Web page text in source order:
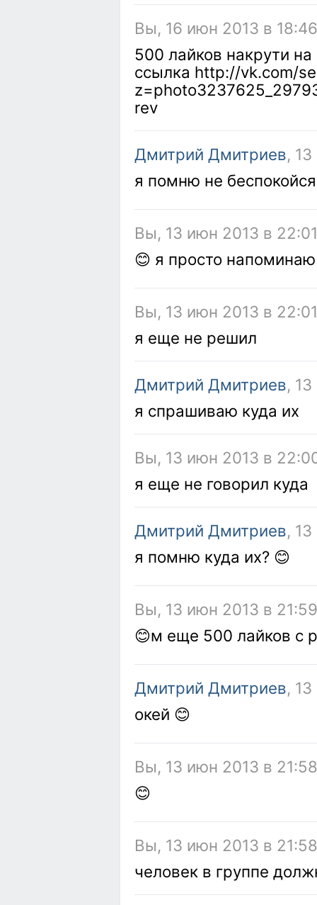
Вы, 16 июн 2013 в
500 лайков накрути
ссылка http://vk.com/
rev
Дмитрий Дмитриев,
я помню не
Вы, 13 июн 2013 в
😊 я просто напоминаю
Вы, 13 июн 2013 в
я еще не решил
Дмитрий Дмитриев,
я спрашиваю куда их
Вы, 13 июн 2013 в
я еще не говорил куда
Дмитрий Дмитриев,
я помню куда их? 😊
Вы, 13 июн 2013 в
😊м еще 500 лайков с
Дмитрий Дмитриев,
окей 😊
Вы, 13 июн 2013 в
😊
Вы, 13 июн 2013 в
человек в группе